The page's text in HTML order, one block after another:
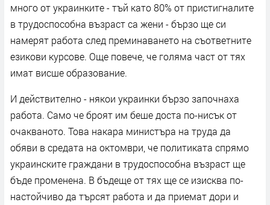
много от украинките - тъй като 80% от пристигналите
в трудоспособна възраст са жени - бързо ще си
намерят работа след преминаването на съответните
езикови курсове. Още повече, че голяма част от тях
имат висше образование.
И действително - някои украинки бързо започнаха
работа. Само че броят им беше доста по-нисък от
очакваното. Това накара министъра на труда да
обяви в средата на октомври, че политиката спрямо
украинските граждани в трудоспособна възраст ще
бъде променена. В бъдеще от тях ще се изисква по-
настойчиво да търсят работа и да приемат дори и